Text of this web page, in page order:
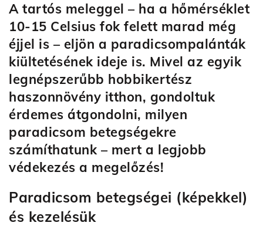
A tartós meleggel – ha a hőmérséklet
10-15 Celsius fok felett marad még
éjjel is – eljön a paradicsompalánták
kiültetésének ideje is. Mivel az egyik
legnépszerűbb hobbikertész
haszonnövény itthon, gondoltuk
érdemes átgondolni, milyen
paradicsom betegségekre
számíthatunk – mert a legjobb
védekezés a megelőzés!
Paradicsom betegségei (képekkel)
és kezelésük